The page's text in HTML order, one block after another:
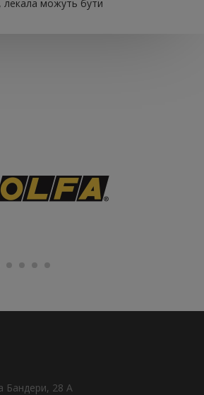
лекала можуть бути
Бандери, 28 А